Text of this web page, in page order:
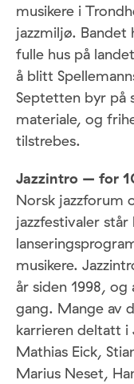
musikere i
jazzmiljø.
fulle hus på
å blitt
Septetten byr på
materiale, og
tilstrebes.
Jazzintro – for
Norsk jazzforum
jazzfestivaler
musikere.
år siden 1998,
gang. Mange av
karrieren deltatt i
Mathias Eick,
Marius Neset,